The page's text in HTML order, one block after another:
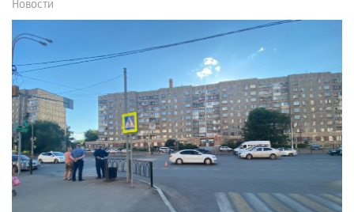
Новости